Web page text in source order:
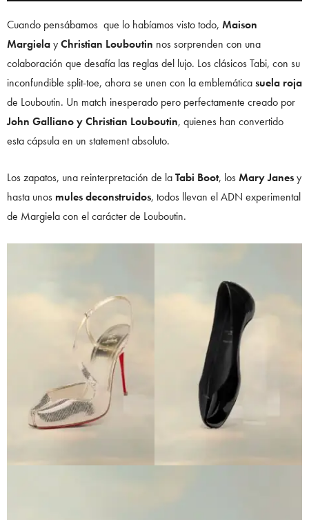
Cuando pensábamos que lo habíamos visto todo, Maison
MargielayChristian Louboutin nos sorprenden con una
colaboración que desafía las reglas del lujo. Los clásicos Tabi, con su
inconfundible split-toe, ahora se unen con la emblemáticasuela roja
de Louboutin. Un match inesperado pero perfectamente creado por
John Galliano y Christian Louboutin, quienes han convertido
esta cápsula en un statement absoluto.
Los zapatos, una reinterpretación de laTabi Boot, losMary Janesy
hasta unos mules deconstruidos, todos llevan el ADN experimental
de Margiela con el carácter de Louboutin.